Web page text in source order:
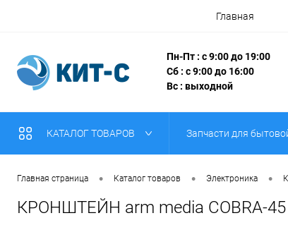
Главная
Пн-Пт : с 9:00 до 19:00
Сб : с 9:00 до 16:00
Вс : выходной
КАТАЛОГ ТОВАРОВ Запчасти для
Главная страница • Каталог товаров • Электроника •
КРОНШТЕЙН arm media COBRA-